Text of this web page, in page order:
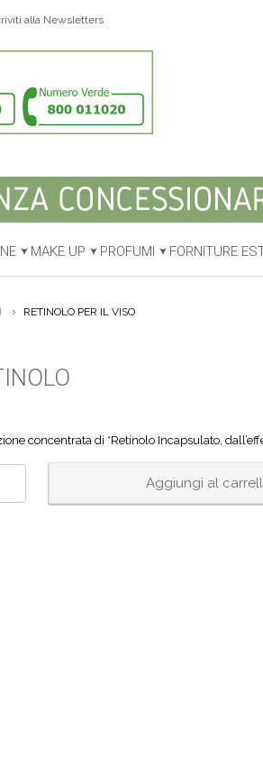
alla Newsletters
MAKE UP PROFUMI FORNITURE
RETINOLO PER IL VISO
concentrata di *Retinolo Incapsulato,